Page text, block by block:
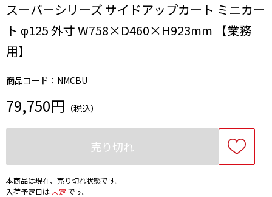
スーパーシリーズ サイドアップカート ミニカー
ト φ125 外寸 W758×D460×H923mm 【業務
用】
商品コード：NMCBU
79,750円 （税込）
売り切れ
本商品は現在、売り切れ状態です。
入荷予定日は未定 です。